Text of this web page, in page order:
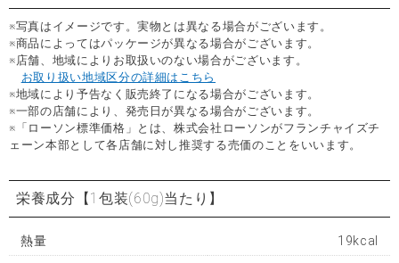
※写真はイメージです。実物とは異なる場合がございます。
※商品によってはパッケージが異なる場合がございます。
※店舗、地域によりお取扱いのない場合がございます。
お取り扱い地域区分の詳細はこちら
※地域により予告なく販売終了になる場合がございます。
※一部の店舗により、発売日が異なる場合がございます。
※「ローソン標準価格」とは、株式会社ローソンがフランチャイズチ
ェーン本部として各店舗に対し推奨する売価のことをいいます。
栄養成分 【1包装(60g)当たり】
熱量 19kcal